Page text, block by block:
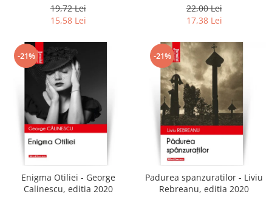
19,72 Lei
15,58 Lei
22,00 Lei
17,38 Lei
-21%
Enigma Otiliei - George
Calinescu, editia 2020
-21%
Padurea spanzuratilor - Liviu
Rebreanu, editia 2020